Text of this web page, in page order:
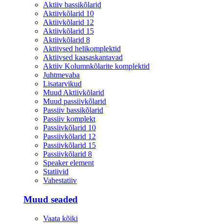
Aktiiv bassikõlarid
Aktiivkõlarid 10
Aktiivkõlarid 12
Aktiivkõlarid 15
Aktiivkõlarid 8
Aktiivsed helikomplektid
Aktiivsed kaasaskantavad
Aktiiv Kolumnkõlarite komplektid
Juhtmevaba
Lisatarvikud
Muud Aktiivkõlarid
Muud passiivkõlarid
Passiiv bassikõlarid
Passiiv komplekt
Passiivkõlarid 10
Passiivkõlarid 12
Passiivkõlarid 15
Passiivkõlarid 8
Speaker element
Statiivid
Vahestatiiv
Muud seaded
Vaata kõiki